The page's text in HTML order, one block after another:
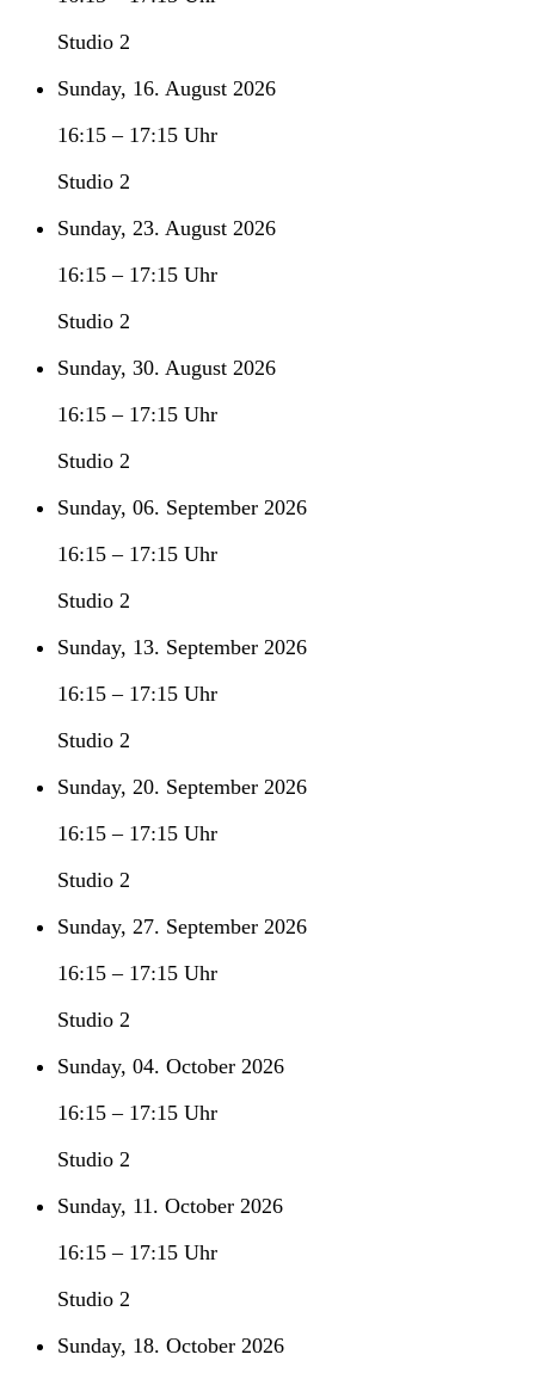
Studio 2
Sunday, 16. August 2026
16:15 – 17:15 Uhr
Studio 2
Sunday, 23. August 2026
16:15 – 17:15 Uhr
Studio 2
Sunday, 30. August 2026
16:15 – 17:15 Uhr
Studio 2
Sunday, 06. September 2026
16:15 – 17:15 Uhr
Studio 2
Sunday, 13. September 2026
16:15 – 17:15 Uhr
Studio 2
Sunday, 20. September 2026
16:15 – 17:15 Uhr
Studio 2
Sunday, 27. September 2026
16:15 – 17:15 Uhr
Studio 2
Sunday, 04. October 2026
16:15 – 17:15 Uhr
Studio 2
Sunday, 11. October 2026
16:15 – 17:15 Uhr
Studio 2
Sunday, 18. October 2026